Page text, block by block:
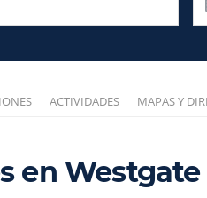
ACTIVIDADES MAPAS Y
en